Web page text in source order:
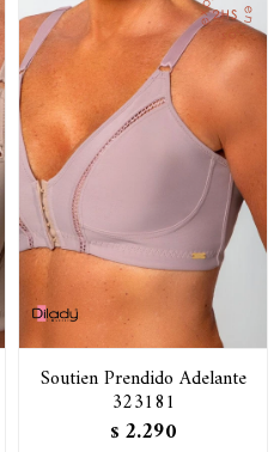
Soutien Prendido Adelante
323181
$ 2.290